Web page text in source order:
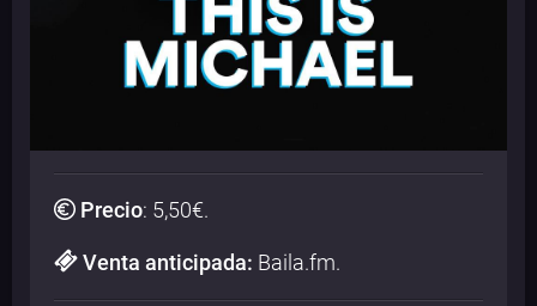
Precio: 5,50€.
Venta anticipada: Baila.fm.